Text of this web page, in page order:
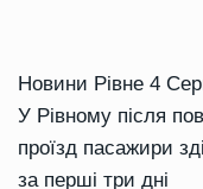
Новини Рівне 4
У Рівному після
проїзд пасажири
за перші три дні